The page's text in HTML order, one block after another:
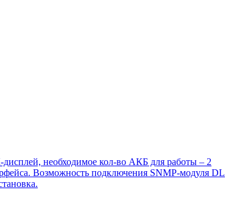
необходимое кол-во АКБ для работы – 2
Возможность подключения SNMP-модуля DL